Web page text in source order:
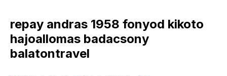
repay andras 1958 fonyod kikoto
hajoallomas badacsony
balatontravel